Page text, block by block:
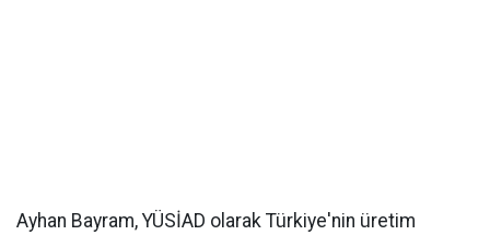
Ayhan Bayram, YÜSİAD olarak Türkiye'nin üretim